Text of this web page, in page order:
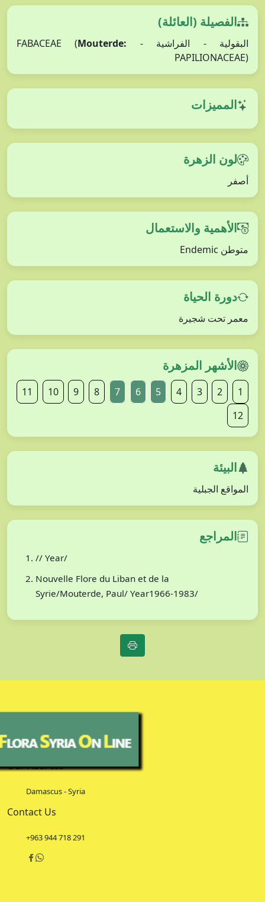
الفصيلة (العائلة)
البقولية - الفراشية - FABACEAE ( Mouterde:
PAPILIONACEAE)
المميزات
لون الزهرة
أصفر
الأهمية والاستعمال
متوطن Endemic
دورة الحياة
معمر تحت شجيرة
الأشهر المزهرة
1
2
3
4
5
6
7
8
9
10
11
12
البيئة
المواقع الجبلية
المراجع
// Year/
Nouvelle Flore du Liban et de la
Syrie/Mouterde, Paul/ Year1966-1983/
Our Address
Damascus - Syria
Contact Us
+963 944 718 291